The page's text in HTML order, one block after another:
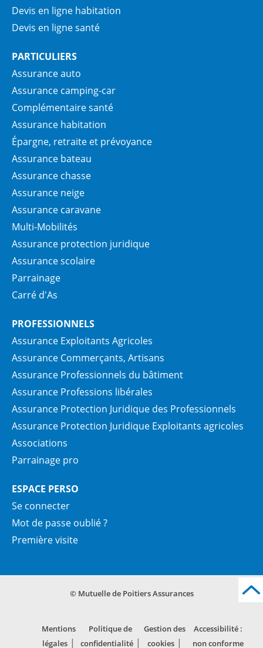
Devis en ligne habitation
Devis en ligne santé
PARTICULIERS
Assurance auto
Assurance camping-car
Complémentaire santé
Assurance habitation
Épargne, retraite et prévoyance
Assurance bateau
Assurance chasse
Assurance neige
Assurance caravane
Multi-Mobilités
Assurance protection juridique
Assurance scolaire
Parrainage
Carré d'As
PROFESSIONNELS
Assurance Exploitants Agricoles
Assurance Commerçants, Artisans
Assurance Professionnels du bâtiment
Assurance Professions libérales
Assurance Protection Juridique des Professionnels
Assurance Protection Juridique Exploitants agricoles
Associations
Parrainage pro
ESPACE PERSO
Se connecter
Mot de passe oublié ?
Première visite
© Mutuelle de Poitiers Assurances
Mentions
légales
Politique de
confidentialité
Gestion des
cookies
Accessibilité :
non conforme